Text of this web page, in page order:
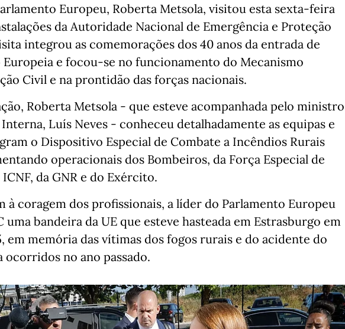
Europeu, Roberta Metsola, visitou esta sexta-feira
da Autoridade Nacional de Emergência e Proteção
integrou as comemorações dos 40 anos da entrada de
Europeia e focou-se no funcionamento do Mecanismo
Civil e na prontidão das forças nacionais.
Roberta Metsola - que esteve acompanhada pelo ministro
Luís Neves - conheceu detalhadamente as equipas e
o Dispositivo Especial de Combate a Incêndios Rurais
operacionais dos Bombeiros, da Força Especial de
da GNR e do Exército.
à coragem dos profissionais, a líder do Parlamento Europeu
uma bandeira da UE que esteve hasteada em Estrasburgo em
em memória das vítimas dos fogos rurais e do acidente do
ocorridos no ano passado.